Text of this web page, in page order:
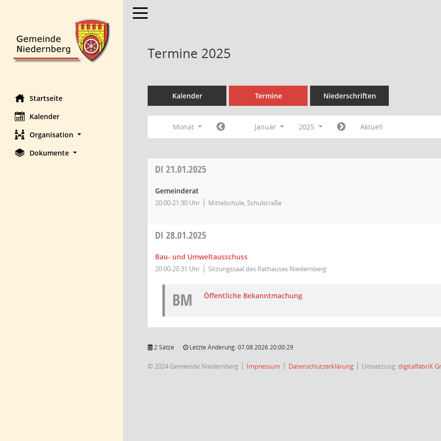
Startseite
Kalender
Organisation
Dokumente
Toggle navigation
Termine 2025
Kalender Termine Niederschriften
Monat Januar 2025 Aktuell
DI 21.01.2025
Gemeinderat
20:00-21:30 Uhr Mittelschule, Schulstraße
DI 28.01.2025
Bau- und Umweltausschuss
20:00-20:31 Uhr Sitzungssaal des Rathauses Niedernberg
BM Öffentliche Bekanntmachung
2 Sätze Letzte Änderung: 07.08.2026 20:00:29
© 2024 Gemeinde Niedernberg Impressum Datenschutzerklärung Umsetzung:digitalfabriX